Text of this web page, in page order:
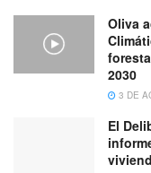
Oliva
2030
3 DE
El